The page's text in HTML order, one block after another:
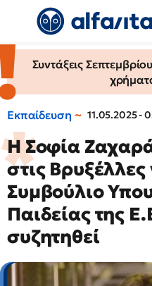
Συντάξεις
Εκπαίδευση 11.05.2025 -
Η Σοφία
στις Βρυξέλλες
Συμβούλιο
Παιδείας της
συζητηθεί